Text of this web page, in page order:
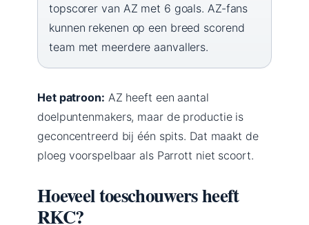
topscorer van AZ met 6 goals. AZ-fans
kunnen rekenen op een breed scorend
team met meerdere aanvallers.
Het patroon: AZ heeft een aantal
doelpuntenmakers, maar de productie is
geconcentreerd bij één spits. Dat maakt de
ploeg voorspelbaar als Parrott niet scoort.
Hoeveel toeschouwers heeft
RKC?